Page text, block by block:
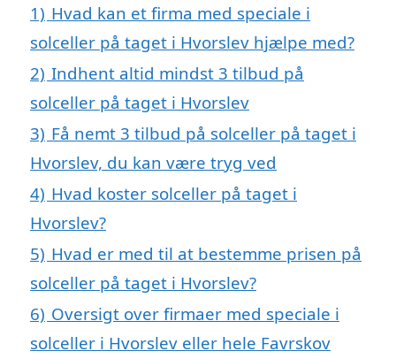
1) Hvad kan et firma med speciale i
solceller på taget i Hvorslev hjælpe med?
2) Indhent altid mindst 3 tilbud på
solceller på taget i Hvorslev
3) Få nemt 3 tilbud på solceller på taget i
Hvorslev, du kan være tryg ved
4) Hvad koster solceller på taget i
Hvorslev?
5) Hvad er med til at bestemme prisen på
solceller på taget i Hvorslev?
6) Oversigt over firmaer med speciale i
solceller i Hvorslev eller hele Favrskov